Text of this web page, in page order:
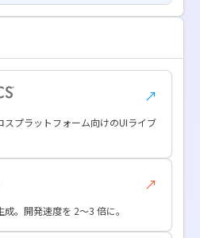
↗
プラットフォーム向けのUIライブ
↗
。開発速度を 2〜3 倍に。